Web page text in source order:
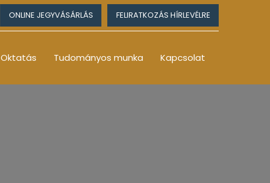
ONLINE JEGYVÁSÁRLÁS FELIRATKOZÁS HÍRLEVÉLRE
Oktatás Tudományos munka Kapcsolat